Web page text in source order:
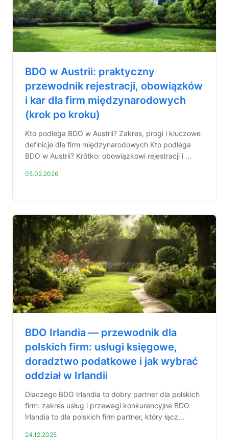
BDO w Austrii: praktyczny
przewodnik rejestracji, obowiązków
i kar dla firm międzynarodowych
(krok po kroku)
Kto podlega BDO w Austrii? Zakres, progi i kluczowe
definicje dla firm międzynarodowych Kto podlega
BDO w Austrii? Krótko: obowiązkowi rejestracji i ...
05.02.2026
BDO Irlandia — przewodnik dla
polskich firm: usługi księgowe,
doradztwo podatkowe i jak wybrać
oddział w Irlandii
Dlaczego BDO Irlandia to dobry partner dla polskich
firm: zakres usług i przewagi konkurencyjne BDO
Irlandia to dla polskich firm partner, który łącz...
24.12.2025